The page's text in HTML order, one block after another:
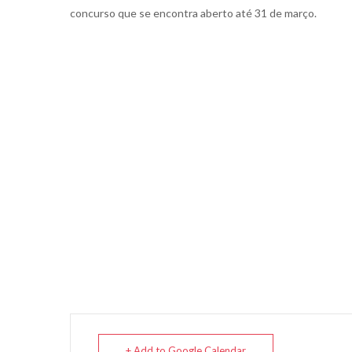
concurso que se encontra aberto até 31 de março.